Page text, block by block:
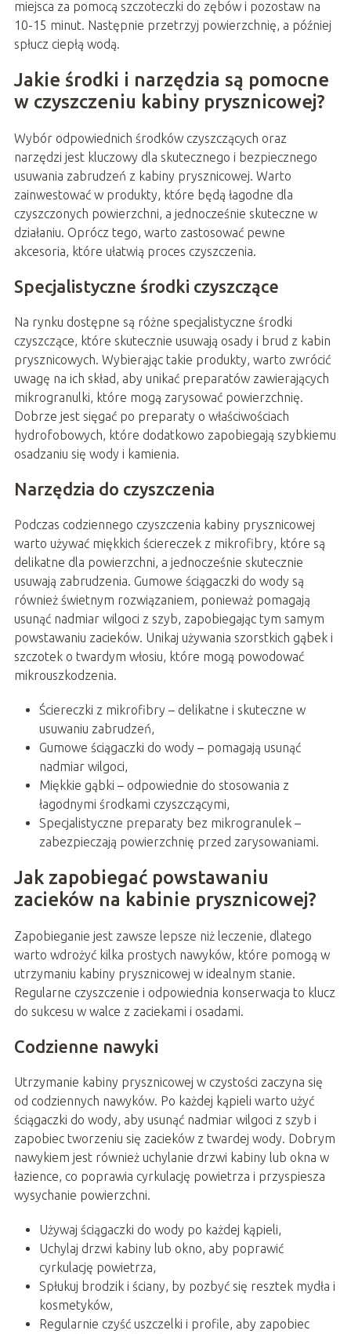
miejsca za pomocą szczoteczki do zębów i pozostaw na
10-15 minut. Następnie przetrzyj powierzchnię, a później
spłucz ciepłą wodą.
Jakie środki i narzędzia są pomocne
w czyszczeniu kabiny prysznicowej?
Wybór odpowiednich środków czyszczących oraz
narzędzi jest kluczowy dla skutecznego i bezpiecznego
usuwania zabrudzeń z kabiny prysznicowej. Warto
zainwestować w produkty, które będą łagodne dla
czyszczonych powierzchni, a jednocześnie skuteczne w
działaniu. Oprócz tego, warto zastosować pewne
akcesoria, które ułatwią proces czyszczenia.
Specjalistyczne środki czyszczące
Na rynku dostępne są różne specjalistyczne środki
czyszczące, które skutecznie usuwają osady i brud z kabin
prysznicowych. Wybierając takie produkty, warto zwrócić
uwagę na ich skład, aby unikać preparatów zawierających
mikrogranulki, które mogą zarysować powierzchnię.
Dobrze jest sięgać po preparaty o właściwościach
hydrofobowych, które dodatkowo zapobiegają szybkiemu
osadzaniu się wody i kamienia.
Narzędzia do czyszczenia
Podczas codziennego czyszczenia kabiny prysznicowej
warto używać miękkich ściereczek z mikrofibry, które są
delikatne dla powierzchni, a jednocześnie skutecznie
usuwają zabrudzenia. Gumowe ściągaczki do wody są
również świetnym rozwiązaniem, ponieważ pomagają
usunąć nadmiar wilgoci z szyb, zapobiegając tym samym
powstawaniu zacieków. Unikaj używania szorstkich gąbek i
szczotek o twardym włosiu, które mogą powodować
mikrouszkodzenia.
Ściereczki z mikrofibry – delikatne i skuteczne w
usuwaniu zabrudzeń,
Gumowe ściągaczki do wody – pomagają usunąć
nadmiar wilgoci,
Miękkie gąbki – odpowiednie do stosowania z
łagodnymi środkami czyszczącymi,
Specjalistyczne preparaty bez mikrogranulek –
zabezpieczają powierzchnię przed zarysowaniami.
Jak zapobiegać powstawaniu
zacieków na kabinie prysznicowej?
Zapobieganie jest zawsze lepsze niż leczenie, dlatego
warto wdrożyć kilka prostych nawyków, które pomogą w
utrzymaniu kabiny prysznicowej w idealnym stanie.
Regularne czyszczenie i odpowiednia konserwacja to klucz
do sukcesu w walce z zaciekami i osadami.
Codzienne nawyki
Utrzymanie kabiny prysznicowej w czystości zaczyna się
od codziennych nawyków. Po każdej kąpieli warto użyć
ściągaczki do wody, aby usunąć nadmiar wilgoci z szyb i
zapobiec tworzeniu się zacieków z twardej wody. Dobrym
nawykiem jest również uchylanie drzwi kabiny lub okna w
łazience, co poprawia cyrkulację powietrza i przyspiesza
wysychanie powierzchni.
Używaj ściągaczki do wody po każdej kąpieli,
Uchylaj drzwi kabiny lub okno, aby poprawić
cyrkulację powietrza,
Spłukuj brodzik i ściany, by pozbyć się resztek mydła i
kosmetyków,
Regularnie czyść uszczelki i profile, aby zapobiec